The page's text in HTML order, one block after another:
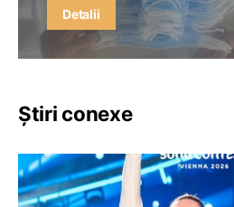
Detalii
Știri conexe